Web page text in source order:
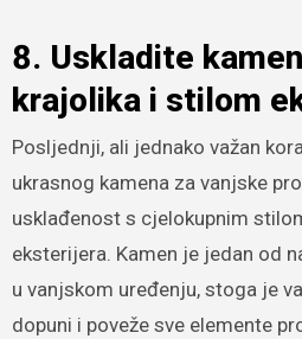
8. Uskladite
krajolika i stilom
Posljednji, ali jednako važan
ukrasnog kamena za vanjske
usklađenost s cjelokupnim
eksterijera. Kamen je jedan od
u vanjskom uređenju, stoga je
dopuni i poveže sve elemente